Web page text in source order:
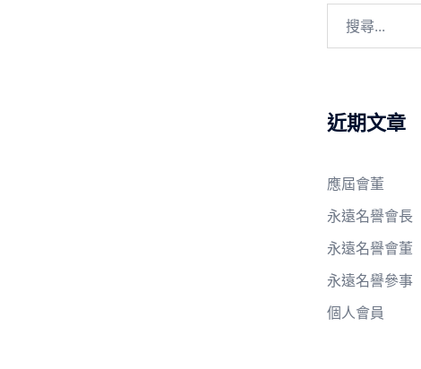
字:
近期文章
應屆會董
永遠名譽會長
永遠名譽會董
永遠名譽參事
個人會員